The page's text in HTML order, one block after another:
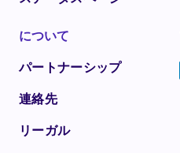
について
パートナーシップ
連絡先
リーガル